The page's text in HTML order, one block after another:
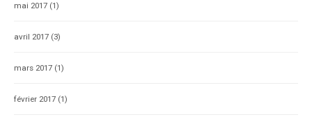
mai 2017 (1)
avril 2017 (3)
mars 2017 (1)
février 2017 (1)